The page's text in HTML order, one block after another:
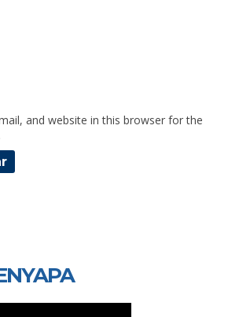
and website in this browser for the